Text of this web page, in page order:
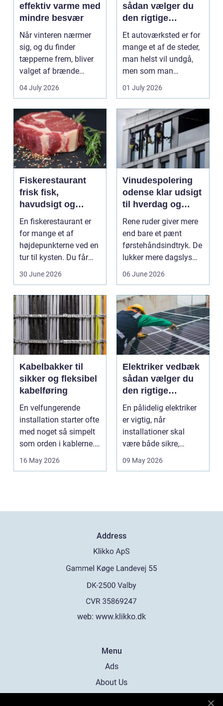
effektiv varme med
mindre besvær
Når vinteren nærmer
sig, og du finder
tæpperne frem, bliver
valget af brænde
pludselig vigtigt.
Mang...
04 July 2026
sådan vælger du
den rigtige
mekaniker
Et autoværksted er for
mange et af de steder,
man helst vil undgå,
men som man
alligevel...
01 July 2026
Fiskerestaurant
frisk fisk,
havudsigt og
afslappet
atmosfære
En fiskerestaurant er
for mange et af
højdepunkterne ved en
tur til kysten. Du får
30 June 2026
Vinudespolering
odense klar udsigt
til hverdag og
erhverv
Rene ruder giver mere
end bare et pænt
førstehåndsindtryk. De
lukker mere dagslys
06 June 2026
Kabelbakker til
sikker og fleksibel
kabelføring
En velfungerende
installation starter ofte
med noget så simpelt
som orden i kablerne.
16 May 2026
Elektriker vedbæk
sådan vælger du
den rigtige
fagmand
En pålidelig elektriker
er vigtig, når
installationer skal
være både sikre,
09 May 2026
Address
web: www.klikko.dk
Menu
Ads
About Us